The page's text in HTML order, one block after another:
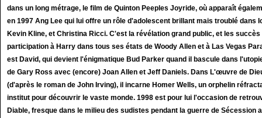
dans un long métrage, le film de Quinton Peeples Joyride, où apparaît
en 1997 Ang Lee qui lui offre un rôle d'adolescent brillant mais troublé dans
Kevin Kline, et Christina Ricci. C'est la révélation grand public, et les
participation à Harry dans tous ses états de Woody Allen et à Las Vegas
est David, qui devient l'énigmatique Bud Parker quand il bascule dans
de Gary Ross avec (encore) Joan Allen et Jeff Daniels. Dans L'œuvre de
(d'après le roman de John Irving), il incarne Homer Wells, un orphelin
institut pour découvrir le vaste monde. 1998 est pour lui l'occasion de
Diable, fresque dans le milieu des sudistes pendant la guerre de Sécession